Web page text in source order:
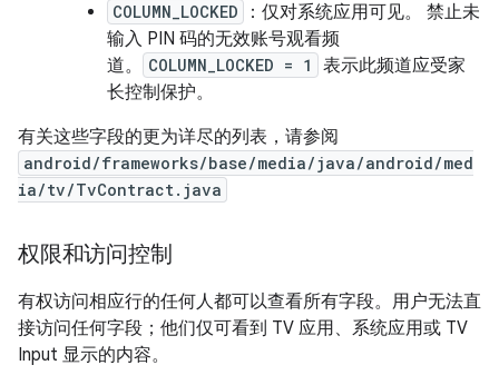
COLUMN_LOCKED
：仅对系统应用可见。 禁止未
输入 PIN 码的无效账号观看频
道。
COLUMN_LOCKED = 1
表示此频道应受家
长控制保护。
有关这些字段的更为详尽的列表，请参阅
android/frameworks/base/media/java/android/med
ia/tv/TvContract.java
权限和访问控制
有权访问相应行的任何人都可以查看所有字段。用户无法直
接访问任何字段；他们仅可看到 TV 应用、系统应用或 TV
Input 显示的内容。